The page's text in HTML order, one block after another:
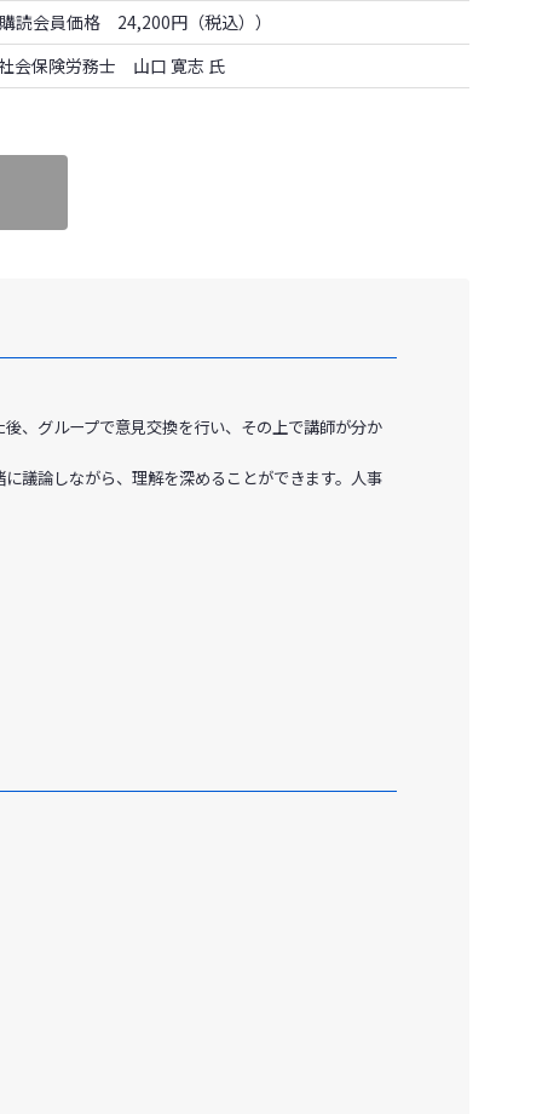
読会員価格 24,200円（税込））
会保険労務士 山口 寛志 氏
、グループで意見交換を行い、その上で講師が分か
議論しながら、理解を深めることができます。人事